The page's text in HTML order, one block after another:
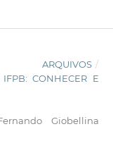
ARQUIVOS /
CONHECER E
Giobellina